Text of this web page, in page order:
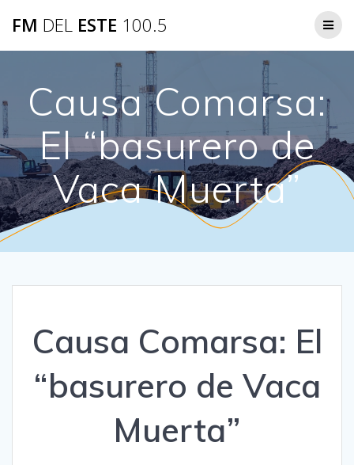
FM DEL ESTE 100.5
Causa Comarsa:
El “basurero de
Vaca Muerta”
Causa Comarsa: El
“basurero de Vaca
Muerta”